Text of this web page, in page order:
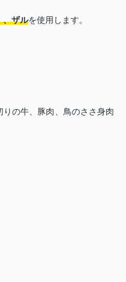
、ザルを使用します。
の牛、豚肉、鳥のささ身肉